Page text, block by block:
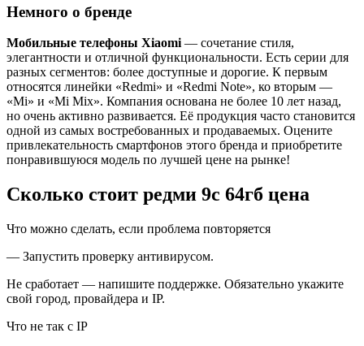
Немного о бренде
Мобильные телефоны Xiaomi— сочетание стиля,
элегантности и отличной функциональности. Есть серии для
разных сегментов: более доступные и дорогие. К первым
относятся линейки «Redmi» и «Redmi Note», ко вторым —
«Mi» и «Mi Mix». Компания основана не более 10 лет назад,
но очень активно развивается. Её продукция часто становится
одной из самых востребованных и продаваемых. Оцените
привлекательность смартфонов этого бренда и приобретите
понравившуюся модель по лучшей цене на рынке!
Сколько стоит редми 9с 64гб цена
Что можно сделать, если проблема повторяется
— Запустить проверку антивирусом.
Не сработает — напишите поддержке. Обязательно укажите
свой город, провайдера и IP.
Что не так с IP